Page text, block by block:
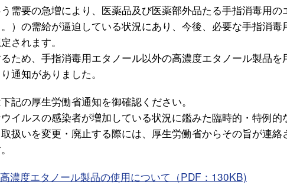
需要の急増により、医薬品及び医薬部外品たる手指消毒用の
）の需給が逼迫している状況にあり、今後、必要な手指消毒
されます。
ため、手指消毒用エタノール以外の高濃度エタノール製品を
通知がありました。
記の厚生労働省通知を御確認ください。
イルスの感染者が増加している状況に鑑みた臨時的・特例的
扱いを変更・廃止する際には、厚生労働省からその旨が連絡
濃度エタノール製品の使用について （PDF：130KB)